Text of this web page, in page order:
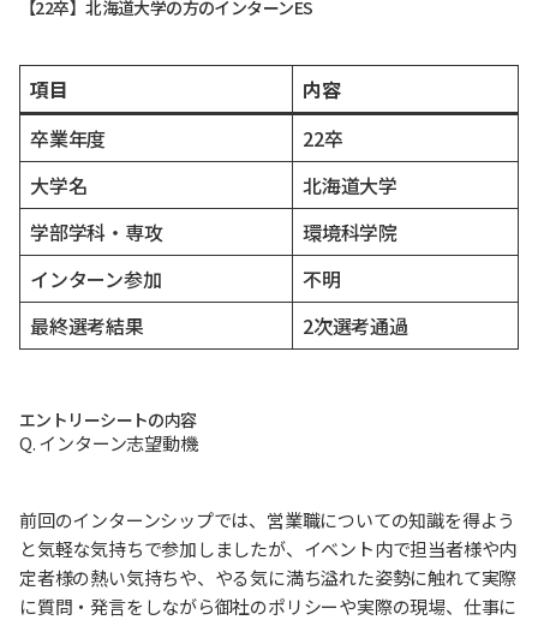
【22卒】北海道大学の方のインターンES
項目
内容
卒業年度
22卒
大学名
北海道大学
学部学科・専攻
環境科学院
インターン参加
不明
最終選考結果
2次選考通過
エントリーシートの内容
Q. インターン志望動機
前回のインターンシップでは、営業職についての知識を得よう
と気軽な気持ちで参加しましたが、イベント内で担当者様や内
定者様の熱い気持ちや、やる気に満ち溢れた姿勢に触れて実際
に質問・発言をしながら御社のポリシーや実際の現場、仕事に